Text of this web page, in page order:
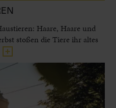
Haare, Haare und
stoßen die Tiere ihr altes